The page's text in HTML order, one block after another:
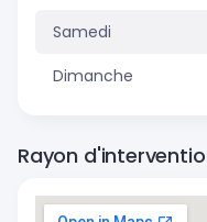
Samedi
Dimanche
Rayon